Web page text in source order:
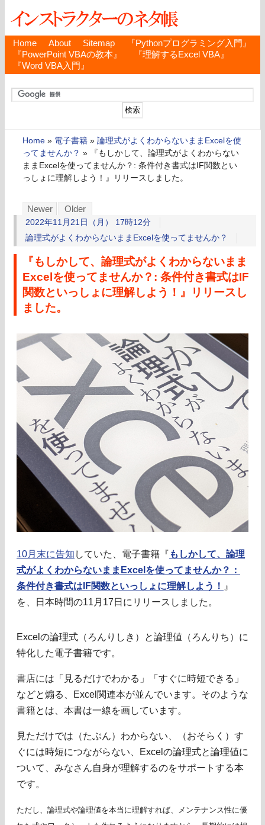
Home About Sitemap
『Pythonプログラミング入門』
『PowerPoint VBAの教本』
『理解するExcel VBA』
『Word VBA入門』
Home » 電子書籍 » 論理式がよくわからないままExcelを使
ってませんか？ »
『もしかして、論理式がよくわからない
ままExcelを使ってませんか？: 条件付き書式はIF関数とい
っしょに理解しよう！』リリースしました。
Newer Older
2022年11月21日（月） 17時12分
論理式がよくわからないままExcelを使ってませんか？
『もしかして、論理式がよくわからないまま
Excelを使ってませんか？: 条件付き書式はIF
関数といっしょに理解しよう！』リリースし
ました。
10月末に告知 していた、電子書籍『 もしかして、論理
式がよくわからないままExcelを使ってませんか？：
条件付き書式はIF関数といっしょに理解しよう！ 』
を、日本時間の11月17日にリリースしました。
Excelの論理式（ろんりしき）と論理値（ろんりち）に
特化した電子書籍です。
書店には「見るだけでわかる」「すぐに時短できる」
などと煽る、Excel関連本が並んでいます。そのような
書籍とは、本書は一線を画しています。
見ただけでは（たぶん）わからない、（おそらく）す
ぐには時短につながらない、Excelの論理式と論理値に
ついて、みなさん自身が理解するのをサポートする本
です。
ただし、論理式や論理値を本当に理解すれば、メンテナンス性に優